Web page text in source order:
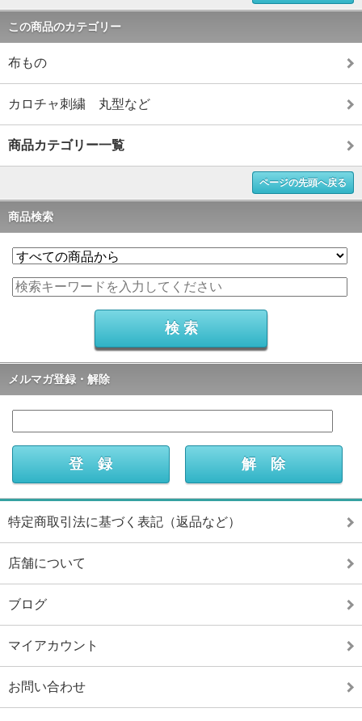
この商品のカテゴリー
布もの
カロチャ刺繍 丸型など
商品カテゴリー一覧
ページの先頭へ戻る
商品検索
メルマガ登録・解除
特定商取引法に基づく表記（返品など）
店舗について
ブログ
マイアカウント
お問い合わせ